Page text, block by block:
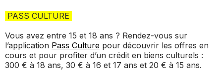
PASS CULTURE
Vous avez entre 15 et 18 ans ? Rendez-vous sur
l’application Pass Culture pour découvrir les offres en
cours et pour profiter d’un crédit en biens culturels :
300 € à 18 ans, 30 € à 16 et 17 ans et 20 € à 15 ans.